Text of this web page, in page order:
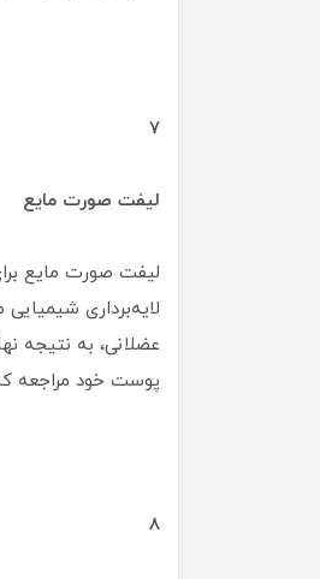
7
لیفت صورت مایع
لیفت صورت مایع
لایه‌برداری
عضلانی، به نتیجه
پوست خود مراجعه
8